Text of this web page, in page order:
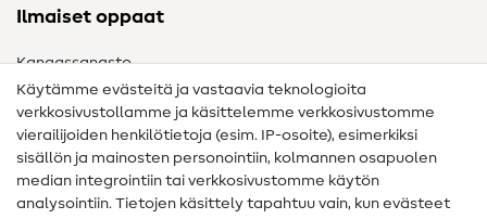
Ilmaiset oppaat
Kangassanasto
Ompelusanasto
Ompeluohjeet
Apua ja yhteystiedot
Käytämme evästeitä ja vastaavia teknologioita
verkkosivustollamme ja käsittelemme verkkosivustomme
vierailijoiden henkilötietoja (esim. IP-osoite), esimerkiksi
sisällön ja mainosten personointiin, kolmannen osapuolen
median integrointiin tai verkkosivustomme käytön
analysointiin. Tietojen käsittely tapahtuu vain, kun evästeet